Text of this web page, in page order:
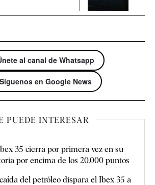
al canal de Whatsapp
Síguenos en Google News
PUEDE INTERESAR
35 cierra por primera vez en su
por encima de los 20.000 puntos
del petróleo dispara el Ibex 35 a